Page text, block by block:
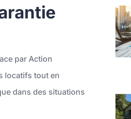
par Action
locatifs tout en
dans des situations